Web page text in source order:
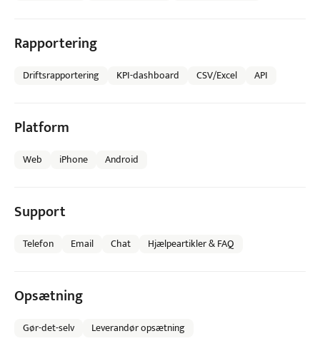
Rapportering
Driftsrapportering KPI-dashboard CSV/Excel API
Platform
Web iPhone Android
Support
Telefon Email Chat Hjælpeartikler & FAQ
Opsætning
Gør-det-selv Leverandør opsætning